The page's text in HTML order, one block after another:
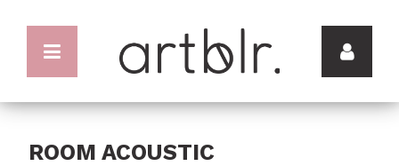
ROOM ACOUSTIC